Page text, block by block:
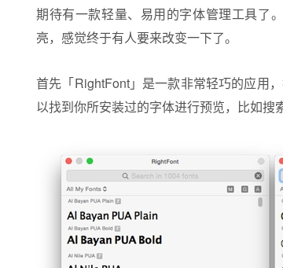
期待有一款轻量、易用的字体管理工具了
亮，感觉终于有人要来改变一下了。
首先「RightFont」是一款非常轻巧的应用
以找到你所安装过的字体进行预览，比如搜